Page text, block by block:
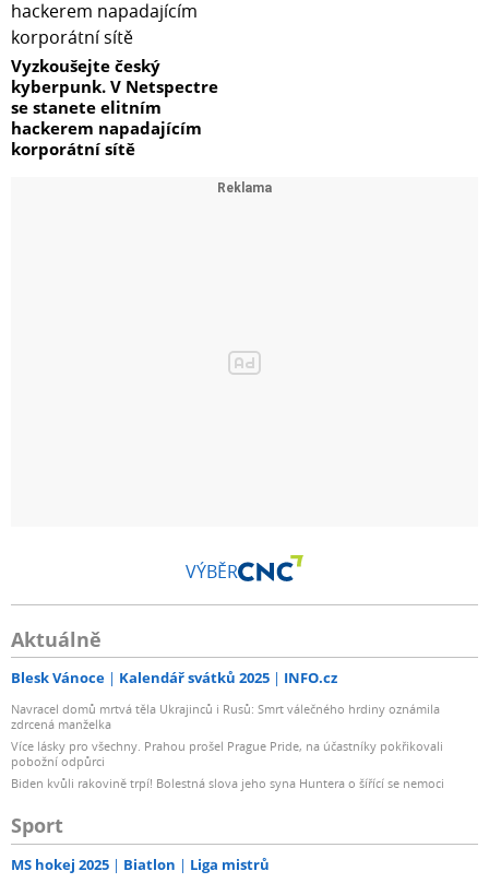
Vyzkoušejte český
kyberpunk. V Netspectre
se stanete elitním
hackerem napadajícím
korporátní sítě
VÝBĚR
Aktuálně
Blesk Vánoce Kalendář svátků 2025 INFO.cz
Navracel domů mrtvá těla Ukrajinců i Rusů: Smrt válečného hrdiny oznámila
zdrcená manželka
Více lásky pro všechny. Prahou prošel Prague Pride, na účastníky pokřikovali
pobožní odpůrci
Biden kvůli rakovině trpí! Bolestná slova jeho syna Huntera o šířící se nemoci
Sport
MS hokej 2025 Biatlon Liga mistrů